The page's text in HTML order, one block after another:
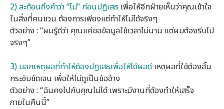
2) สะท้อนถึงคําว่า “ไม่” ก่อนปฏิเสธ เพื่อให้อีกฝ่ายเห็นว่าคุณเข้าใจ
ในสิ่งที่คนชวน ต้องการเพียงแต่ทําให้ไม่ได้จริงๆ
ตัวอย่าง : “ผมรู้ดีว่า คุณแค่ขอข้อมูลใช้เวลาไม่นาน แต่ผมต้องรีบไป
จริงๆ”
3) บอกเหตุผลที่ทําให้ต้องปฏิเสธเพื่อให้ได้ผลดีเหตุผลที่ใช้ต้องสั้น
กระชับชัดเจน เพื่อให้ไม่ดูเป็นข้ออ้าง
ตัวอย่าง : “ฉันคงไปกับคุณไม่ได้ เพราะมีงานที่ต้องทําให้เสร็จ
ภายในคืนนี้”